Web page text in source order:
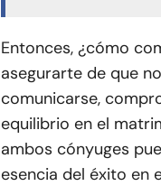
Entonces, ¿cómo
asegurarte de que
comunicarse,
equilibrio en el
ambos cónyuges
esencia del éxito en